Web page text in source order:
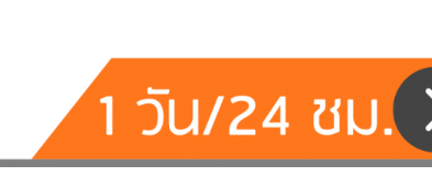
โปรเน็ตทรู+โทร 3G SMART
โปรเน็ตทรู+โทร ISMART